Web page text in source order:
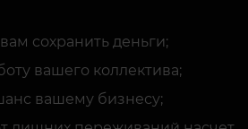
вашего коллектива;
вашему бизнесу;
лишних переживаний насчет
оборудования.